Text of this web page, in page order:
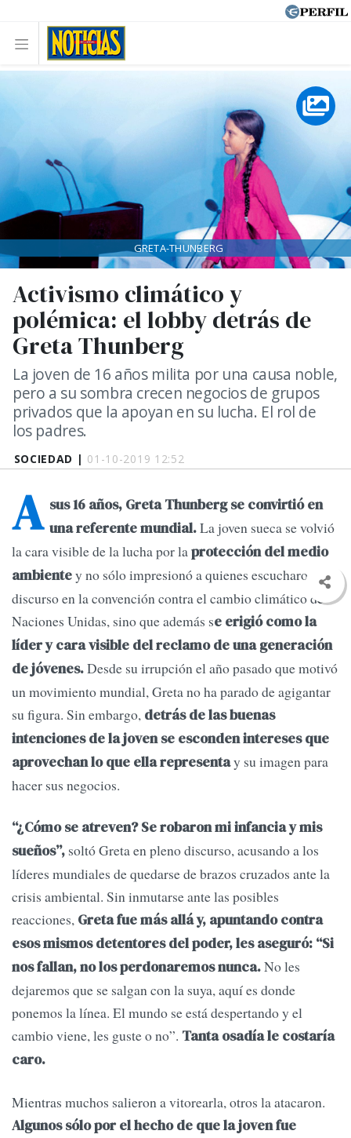
SOCIEDAD | 01-10-2019 12:52
Activismo climático y
polémica: el lobby detrás de
Greta Thunberg
La joven de 16 años milita por una causa noble,
pero a su sombra crecen negocios de grupos
privados que la apoyan en su lucha. El rol de
los padres.
GRETA-THUNBERG
A sus 16 años, Greta Thunberg se convirtió en
una referente mundial.La joven sueca se volvió
la cara visible de la lucha por laprotección del medio
ambientey no sólo impresionó a quienes escucharon su
discurso en la convención contra el cambio climático de
Naciones Unidas, sino que además se erigió como la
líder y cara visible del reclamo de una generación
de jóvenes.Desde su irrupción el año pasado que motivó
un movimiento mundial, Greta no ha parado de agigantar
su figura. Sin embargo, detrás de las buenas
intenciones de la joven se esconden intereses que
aprovechan lo que ella representay su imagen para
hacer sus negocios.
“¿Cómo se atreven? Se robaron mi infancia y mis
sueños”, soltó Greta en pleno discurso, acusando a los
líderes mundiales de quedarse de brazos cruzados ante la
crisis ambiental. Sin inmutarse ante las posibles
reacciones, Greta fue más allá y, apuntando contra
esos mismos detentores del poder, les aseguró: “Si
nos fallan, no los perdonaremos nunca.No les
dejaremos que se salgan con la suya, aquí es donde
ponemos la línea. El mundo se está despertando y el
cambio viene, les guste o no”. Tanta osadía le costaría
caro.
Mientras muchos salieron a vitorearla, otros la atacaron.
Algunos sólo por el hecho de que la joven fue